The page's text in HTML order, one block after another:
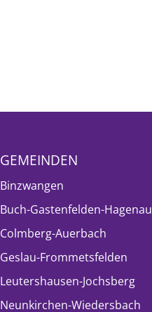
GEMEINDEN
Binzwangen
Buch-Gastenfelden-Hagenau
Colmberg-Auerbach
Geslau-Frommetsfelden
Leutershausen-Jochsberg
Neunkirchen-Wiedersbach